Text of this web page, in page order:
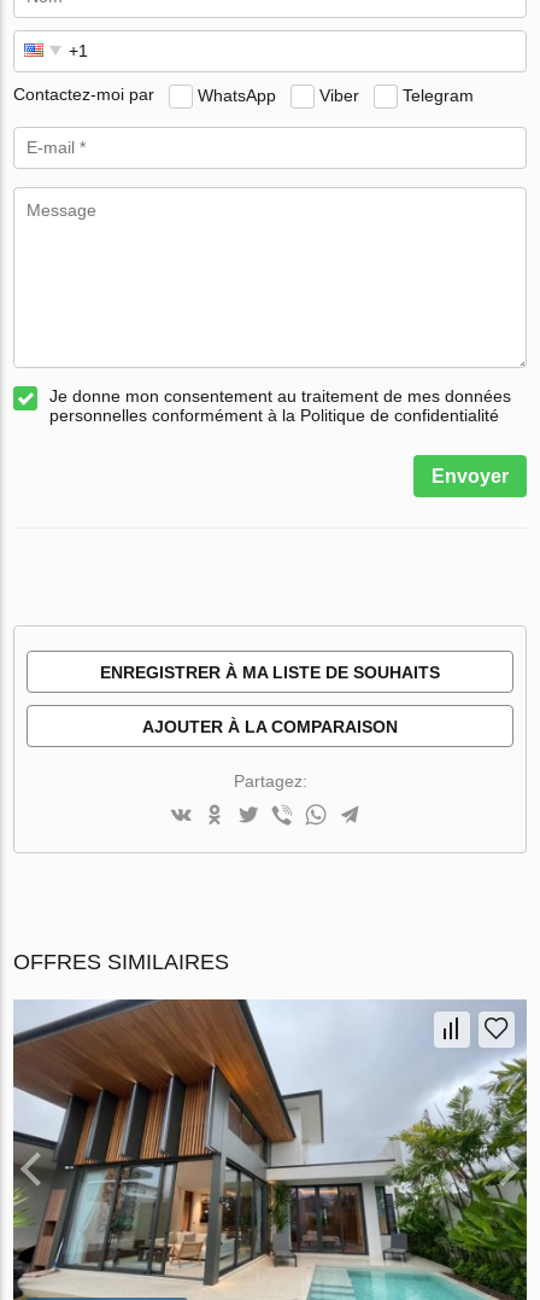
Contactez-moi par WhatsApp Viber Telegram
Je donne mon consentement au traitement de mes données
personnelles conformément à la Politique de confidentialité
Envoyer
ENREGISTRER À MA LISTE DE SOUHAITS
AJOUTER À LA COMPARAISON
Partagez:
OFFRES SIMILAIRES